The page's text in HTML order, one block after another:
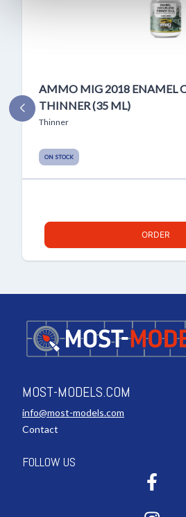
AMMO MIG 2018 ENAMEL
THINNER (35 ML)
Thinner
ON STOCK
ORDER
MOST-MODELS.COM
info@most-models.com
Contact
FOLLOW US